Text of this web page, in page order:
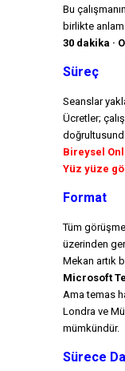
Bu
birlikte
30 dakika ·
Süreç
Seanslar
Ücretler;
Bireysel
Yüz yüze
Format
Tüm
üzerinden
Mekan artık
Microsoft
Ama temas
Londra ve
mümkündür.
Sürece